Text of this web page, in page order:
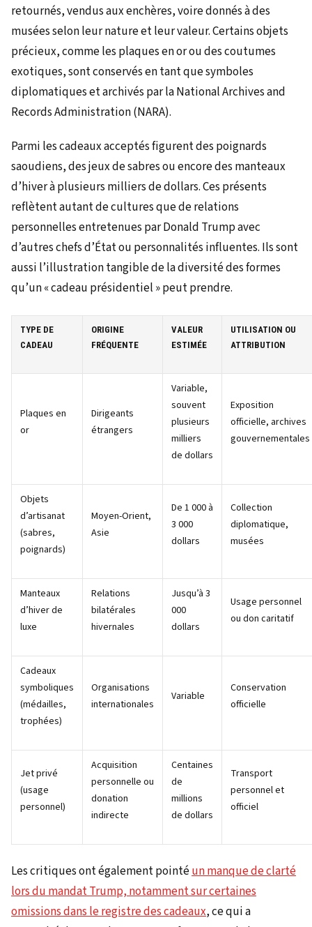
retournés, vendus aux enchères, voire donnés à des
musées selon leur nature et leur valeur. Certains objets
précieux, comme les plaques en or ou des coutumes
exotiques, sont conservés en tant que symboles
diplomatiques et archivés par la National Archives and
Records Administration (NARA).
Parmi les cadeaux acceptés figurent des poignards
saoudiens, des jeux de sabres ou encore des manteaux
d’hiver à plusieurs milliers de dollars. Ces présents
reflètent autant de cultures que de relations
personnelles entretenues par Donald Trump avec
d’autres chefs d’État ou personnalités influentes. Ils sont
aussi l’illustration tangible de la diversité des formes
qu’un « cadeau présidentiel » peut prendre.
TYPE DE
CADEAU
ORIGINE
FRÉQUENTE
VALEUR
ESTIMÉE
UTILISATION OU
ATTRIBUTION
Plaques en
or
Dirigeants
étrangers
Variable,
souvent
plusieurs
milliers
de dollars
Exposition
officielle, archives
gouvernementales
Objets
d’artisanat
(sabres,
poignards)
Moyen-Orient,
Asie
De 1 000 à
3 000
dollars
Collection
diplomatique,
musées
Manteaux
d’hiver de
luxe
Relations
bilatérales
hivernales
Jusqu’à 3
000
dollars
Usage personnel
ou don caritatif
Cadeaux
symboliques
(médailles,
trophées)
Organisations
internationales
Variable
Conservation
officielle
Jet privé
(usage
personnel)
Acquisition
personnelle ou
donation
indirecte
Centaines
de
millions
de dollars
Transport
personnel et
officiel
Les critiques ont également pointéun manque de clarté
lors du mandat Trump, notamment sur certaines
omissions dans le registre des cadeaux, ce qui a